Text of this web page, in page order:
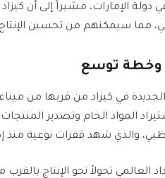
الإمارات، مشيراً إلى أن
مما سيمكنهم من تحسين الإنتاج
وخطة توسع
في كيزاد من قربها من
المواد الخام وتصدير
والذي شهد قفزات نوعية منذ
تحولاً نحو الإنتاج